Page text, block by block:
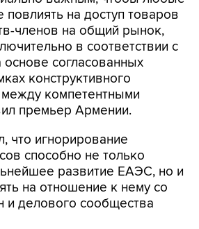
на доступ товаров
членов на общий рынок,
в соответствии с
согласованных
конструктивного
компетентными
премьер Армении.
что игнорирование
способно не только
развитие ЕАЭС, но и
на отношение к нему со
и делового сообщества